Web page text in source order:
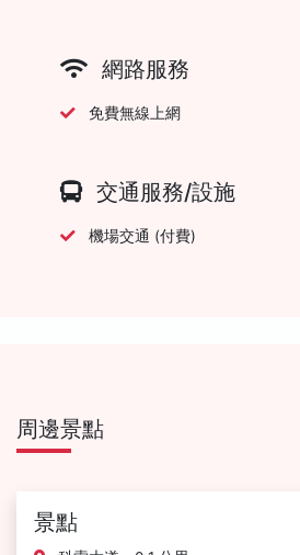
網路服務
免費無線上網
交通服務/設施
機場交通 (付費)
周邊景點
景點